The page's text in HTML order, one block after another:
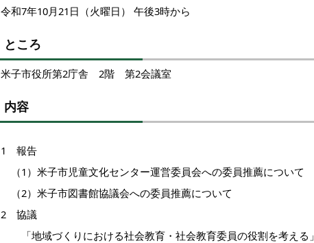
令和7年10月21日（火曜日） 午後3時から
ところ
米子市役所第2庁舎 2階 第2会議室
内容
1 報告
（1）米子市児童文化センター運営委員会への委員推薦について
（2）米子市図書館協議会への委員推薦について
2 協議
「地域づくりにおける社会教育・社会教育委員の役割を考える」